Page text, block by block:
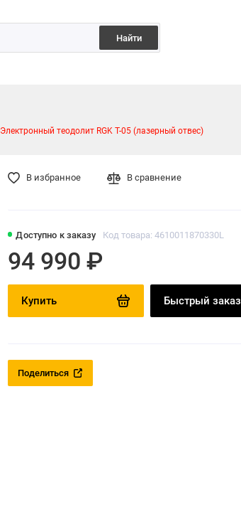
Найти
Электронный теодолит RGK T-05 (лазерный отвес)
Доступно к заказу Код товара: 4610011870330L
94 990 ₽
Купить Быстрый заказ
В избранное В сравнение
Поделиться